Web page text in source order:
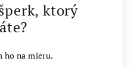
ktorý
ho na mieru.